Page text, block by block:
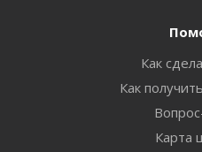
Как
Как
Карта